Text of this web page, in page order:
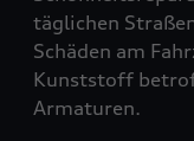
täglichen
Schäden am
Kunststoff
Armaturen.